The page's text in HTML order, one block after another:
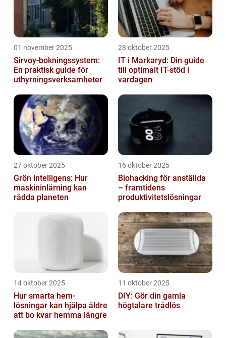
01 november 2025
Sirvoy-bokningssystem:
En praktisk guide för
uthyrningsverksamheter
28 oktober 2025
IT i Markaryd: Din guide
till optimalt IT-stöd i
vardagen
27 oktober 2025
Grön intelligens: Hur
maskininlärning kan
rädda planeten
16 oktober 2025
Biohacking för anställda
– framtidens
produktivitetslösningar
14 oktober 2025
Hur smarta hem-
lösningar kan hjälpa äldre
att bo kvar hemma längre
11 oktober 2025
DIY: Gör din gamla
högtalare trådlös